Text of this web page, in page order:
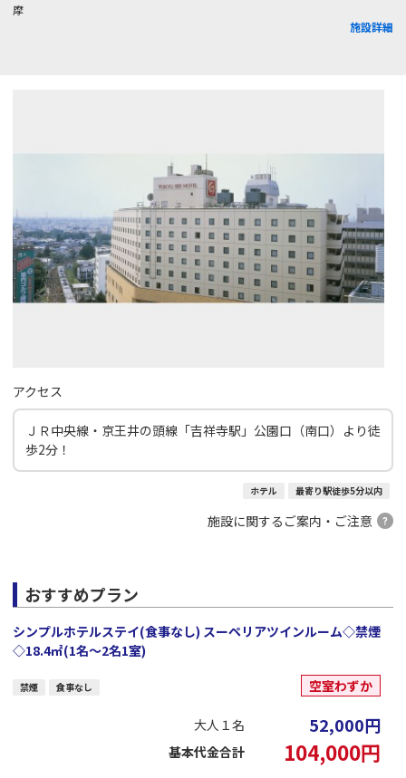
摩
施設詳細
アクセス
ＪＲ中央線・京王井の頭線「吉祥寺駅」公園口（南口）より徒
歩2分！
ホテル 最寄り駅徒歩5分以内
施設に関するご案内・ご注意
おすすめプラン
シンプルホテルステイ(食事なし) スーペリアツインルーム◇禁煙
◇18.4㎡(1名～2名1室)
禁煙 食事なし 空室わずか
大人１名 52,000円
基本代金合計 104,000円